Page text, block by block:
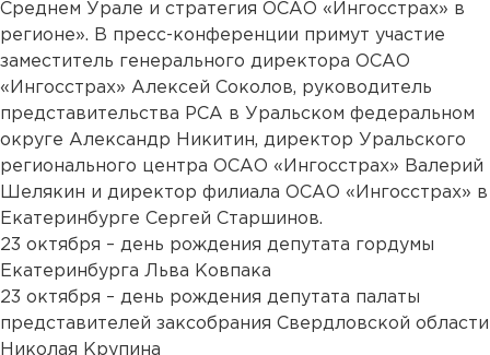
Среднем Урале и стратегия ОСАО «Ингосстрах» в
регионе». В пресс-конференции примут участие
заместитель генерального директора ОСАО
«Ингосстрах» Алексей Соколов, руководитель
представительства РСА в Уральском федеральном
округе Александр Никитин, директор Уральского
регионального центра ОСАО «Ингосстрах» Валерий
Шелякин и директор филиала ОСАО «Ингосстрах» в
Екатеринбурге Сергей Старшинов.
23 октября – день рождения депутата гордумы
Екатеринбурга Льва Ковпака
23 октября – день рождения депутата палаты
представителей заксобрания Свердловской области
Николая Крупина